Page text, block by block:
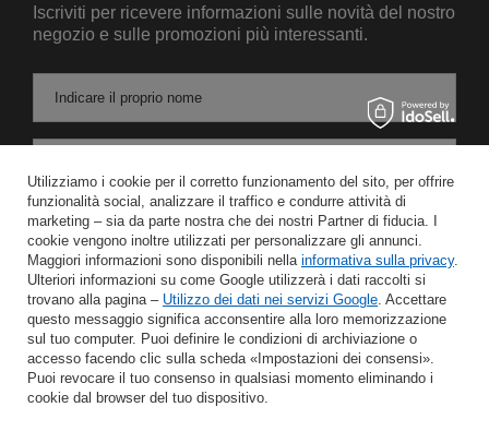
Iscriviti per ricevere informazioni sulle novità del nostro
negozio e sulle promozioni più interessanti.
Indicare il proprio nome
Acconsento al trattamento dei miei dati personali per le finalità e l'ambito di applicazione del servizio di Newsletter nel
RISPARMIARE
AIUTO
Utilizziamo i cookie per il corretto funzionamento del sito, per offrire
funzionalità social, analizzare il traffico e condurre attività di
marketing – sia da parte nostra che dei nostri Partner di fiducia. I
cookie vengono inoltre utilizzati per personalizzare gli annunci.
Maggiori informazioni sono disponibili nella informativa sulla privacy.
Ulteriori informazioni su come Google utilizzerà i dati raccolti si
trovano alla pagina – Utilizzo dei dati nei servizi Google. Accettare
questo messaggio significa acconsentire alla loro memorizzazione
sul tuo computer. Puoi definire le condizioni di archiviazione o
accesso facendo clic sulla scheda «Impostazioni dei consensi».
Puoi revocare il tuo consenso in qualsiasi momento eliminando i
cookie dal browser del tuo dispositivo.